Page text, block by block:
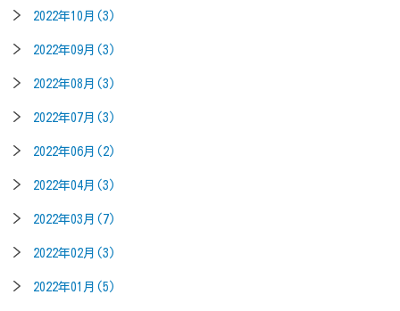
2022年10月(3)
2022年09月(3)
2022年08月(3)
2022年07月(3)
2022年06月(2)
2022年04月(3)
2022年03月(7)
2022年02月(3)
2022年01月(5)